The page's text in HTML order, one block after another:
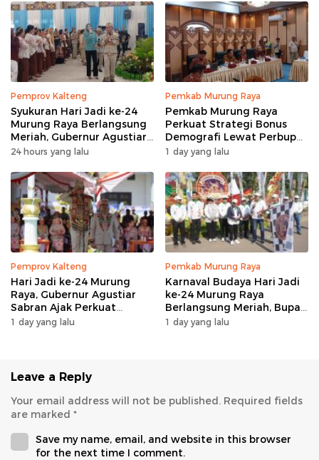
Pemprov Kalteng
Syukuran Hari Jadi ke-24
Murung Raya Berlangsung
Meriah, Gubernur Agustiar
Sabran Hibur Masyarakat
24 hours yang lalu
Pemkab Murung Raya
Pemkab Murung Raya
Perkuat Strategi Bonus
Demografi Lewat Perbup
Nomor 14 Tahun 2026
1 day yang lalu
Pemprov Kalteng
Hari Jadi ke-24 Murung
Raya, Gubernur Agustiar
Sabran Ajak Perkuat
Sinergi Pembangunan
1 day yang lalu
Pemkab Murung Raya
Karnaval Budaya Hari Jadi
ke-24 Murung Raya
Berlangsung Meriah, Bupati
Heriyus Apresiasi
1 day yang lalu
Leave a Reply
Your email address will not be published. Required fields
are marked *
Save my name, email, and website in this browser
for the next time I comment.